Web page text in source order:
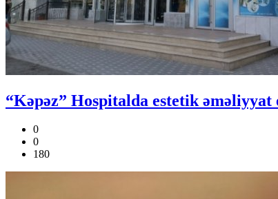
“Kəpəz” Hospitalda estetik
0
0
180